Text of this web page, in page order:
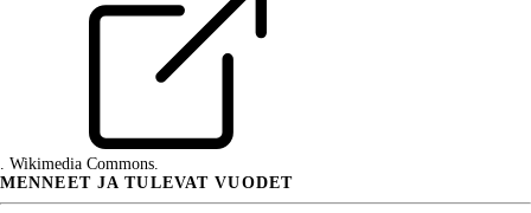
. Wikimedia Commons.
MENNEET JA TULEVAT VUODET